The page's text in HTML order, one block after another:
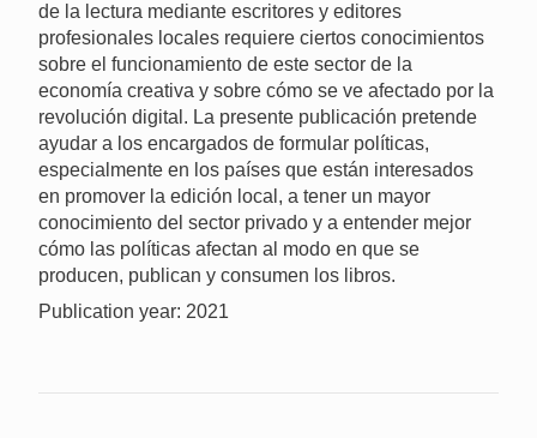
de la lectura mediante escritores y editores
profesionales locales requiere ciertos conocimientos
sobre el funcionamiento de este sector de la
economía creativa y sobre cómo se ve afectado por la
revolución digital. La presente publicación pretende
ayudar a los encargados de formular políticas,
especialmente en los países que están interesados
en promover la edición local, a tener un mayor
conocimiento del sector privado y a entender mejor
cómo las políticas afectan al modo en que se
producen, publican y consumen los libros.
Publication year: 2021